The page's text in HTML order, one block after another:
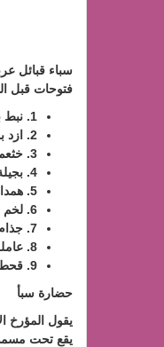
سباء قبائل
فتوحات قبل
1. نبط بن مالك بن زيد بن كهلان بن سبأ
2. ازد بن عمرو بن الغوث بن مالك بن زيد بن كهلان بن سبأ
3. خثعم بن
4. بجيلة بن
5. همدان بن مالك بن زيد بن أوسلة بن ربيعة بن الخيار بن مالك بن زيد بن كهلان بن سبأ
6. لخم بن عدي بن الحارث بن مرة بن مالك بن زيد بن كهلان بن سبأ
7. جذام بن عدي بن الحارث بن مرة بن مالك بن زيد بن كهلان بن سبأ
8. عاملة بن وديعة بن مرة بن مالك بن زيد بن كهلان بن سبأ
9. قحطان بن جلهم بن زيد بن ربيع بن حارثة بن قيس بن الغوث بن مالك بن زيد بن كهلان بن سبأ
حضارة سبأ
يقول المؤرخ
يقع تحت مسمى